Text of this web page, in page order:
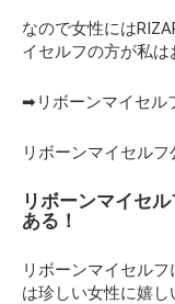
なので女性には
イセルフの方が私は
➡リボーンマイセル
リボーンマイセルフ
リボーンマイセ
ある！
リボーンマイセル
は珍しい女性に嬉